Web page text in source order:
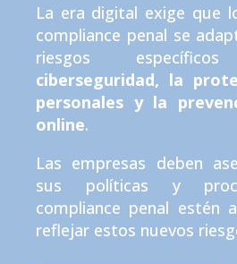
La era digital exige que
compliance penal se
riesgos
ciberseguridad, la
personales y la
online.
Las empresas deben
sus políticas y
compliance penal estén
reflejar estos nuevos